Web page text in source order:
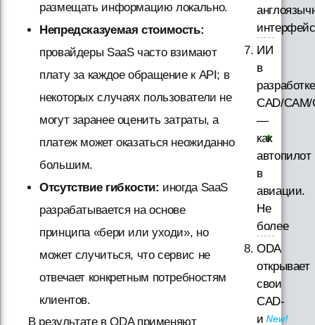
размещать информацию локально.
Непредсказуемая стоимость:
провайдеры SaaS часто взимают
плату за каждое обращение к API; в
некоторых случаях пользователи не
могут заранее оценить затраты, а
платеж может оказаться неожиданно
большим.
Отсутствие гибкости: иногда SaaS
разрабатывается на основе
принципа «бери или уходи», но
может случиться, что сервис не
отвечает конкретным потребностям
клиентов.
В результате в ODA применяют
ИИ
в
разработке
CAD/
—
как
автопилот
в
авиации.
Не
более
ODA
открывает
свои
CAD-
и